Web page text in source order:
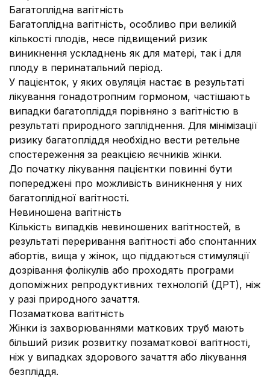
Багатоплідна вагітність
Багатоплідна вагітність, особливо при великій
кількості плодів, несе підвищений ризик
виникнення ускладнень як для матері, так і для
плоду в перинатальний період.
У пацієнток, у яких овуляція настає в результаті
лікування гонадотропним гормоном, частішають
випадки багатопліддя порівняно з вагітністю в
результаті природного запліднення. Для мінімізації
ризику багатопліддя необхідно вести ретельне
спостереження за реакцією яєчників жінки.
До початку лікування пацієнтки повинні бути
попереджені про можливість виникнення у них
багатоплідної вагітності.
Невиношена вагітність
Кількість випадків невиношених вагітностей, в
результаті переривання вагітності або спонтанних
абортів, вища у жінок, що піддаються стимуляції
дозрівання фолікулів або проходять програми
допоміжних репродуктивних технологій (ДРТ), ніж
у разі природного зачаття.
Позаматкова вагітність
Жінки із захворюваннями маткових труб мають
більший ризик розвитку позаматкової вагітності,
ніж у випадках здорового зачаття або лікування
безпліддя.